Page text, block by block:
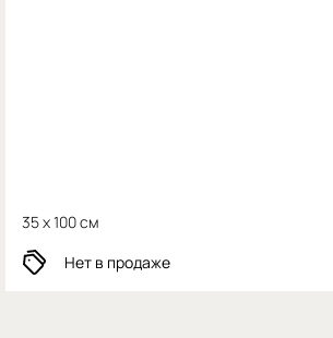
35 x 100 см
Нет в продаже